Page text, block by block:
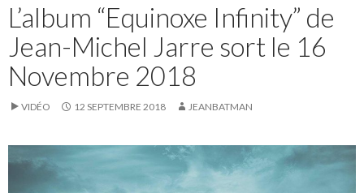
L’album “Equinoxe Infinity” de
Jean-Michel Jarre sort le 16
Novembre 2018
VIDÉO 12 SEPTEMBRE 2018 JEANBATMAN